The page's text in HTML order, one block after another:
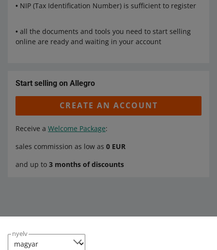
nyelv
• NIP (Tax Identification Number) is sufficient to register
• all the documents and tools you need to start selling
online are ready and waiting in your account
Start selling on Allegro
CREATE AN ACCOUNT
Receive a Welcome Package:
sales commission as low as 0 EUR
and up to 3 months of discounts